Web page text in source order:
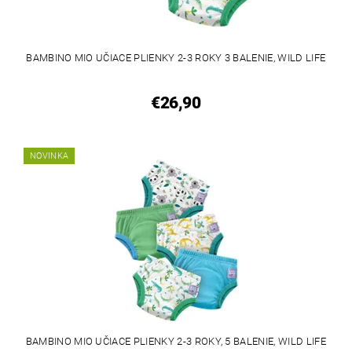
BAMBINO MIO UČIACE PLIENKY 2-3 ROKY 3 BALENIE, WILD LIFE
€26,90
NOVINKA
BAMBINO MIO UČIACE PLIENKY 2-3 ROKY, 5 BALENIE, WILD LIFE